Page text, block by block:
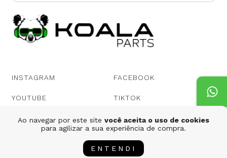
Ao navegar por este site você aceita o uso de cookies
para agilizar a sua experiência de compra.
ENTENDI
INSTAGRAM FACEBOOK
YOUTUBE TIKTOK